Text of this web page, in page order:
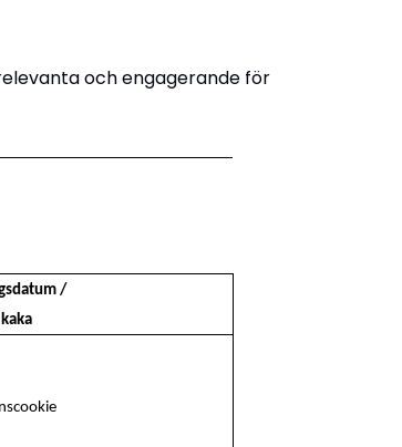
och engagerande för
/